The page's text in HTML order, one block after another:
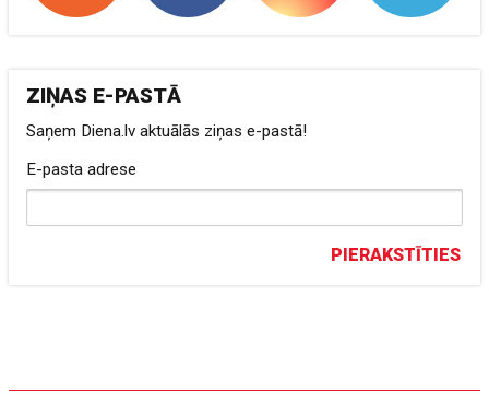
ZIŅAS E-PASTĀ
Saņem Diena.lv aktuālās ziņas e-pastā!
E-pasta adrese
PIERAKSTĪTIES